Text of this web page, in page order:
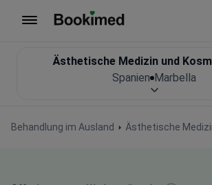
Behandlung im Ausland Ästhetische
Ästhetische Medizin und
Spanien Marbella